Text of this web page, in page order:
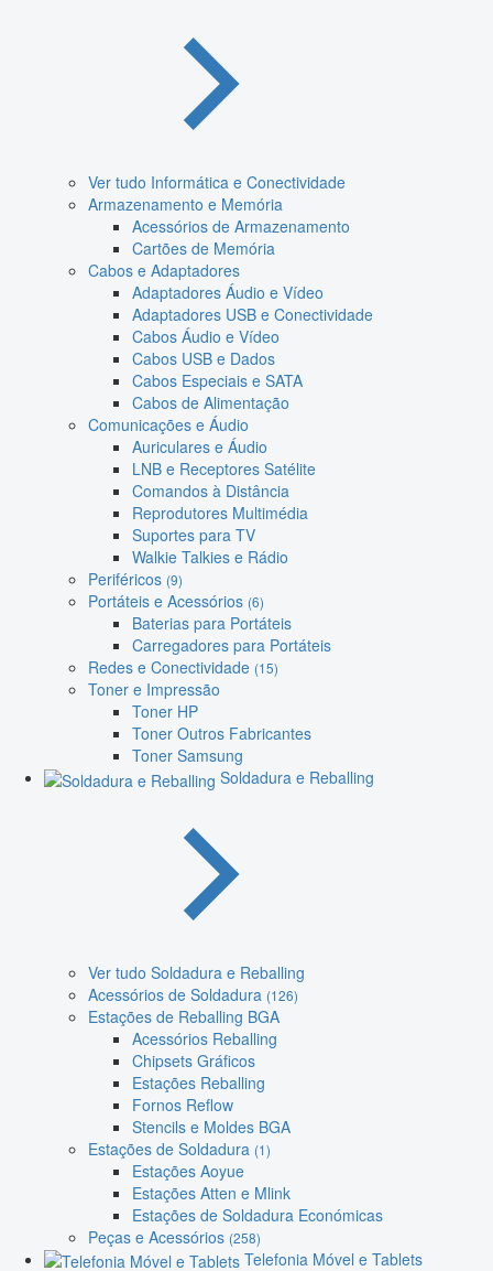
Ver tudo Informática e Conectividade
Armazenamento e Memória
Acessórios de Armazenamento
Cartões de Memória
Cabos e Adaptadores
Adaptadores Áudio e Vídeo
Adaptadores USB e Conectividade
Cabos Áudio e Vídeo
Cabos USB e Dados
Cabos Especiais e SATA
Cabos de Alimentação
Comunicações e Áudio
Auriculares e Áudio
LNB e Receptores Satélite
Comandos à Distância
Reprodutores Multimédia
Suportes para TV
Walkie Talkies e Rádio
Periféricos (9)
Portáteis e Acessórios (6)
Baterias para Portáteis
Carregadores para Portáteis
Redes e Conectividade (15)
Toner e Impressão
Toner HP
Toner Outros Fabricantes
Toner Samsung
Soldadura e Reballing
Ver tudo Soldadura e Reballing
Acessórios de Soldadura (126)
Estações de Reballing BGA
Acessórios Reballing
Chipsets Gráficos
Estações Reballing
Fornos Reflow
Stencils e Moldes BGA
Estações de Soldadura (1)
Estações Aoyue
Estações Atten e Mlink
Estações de Soldadura Económicas
Peças e Acessórios (258)
Telefonia Móvel e Tablets